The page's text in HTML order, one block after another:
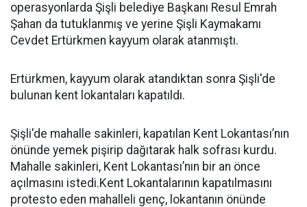
operasyonlarda Şişli belediye Başkanı Resul Emrah
Şahan da tutuklanmış ve yerine Şişli Kaymakamı
Cevdet Ertürkmen kayyum olarak atanmıştı.
Ertürkmen, kayyum olarak atandıktan sonra Şişli'de
bulunan kent lokantaları kapatıldı.
Şişli'de mahalle sakinleri, kapatılan Kent Lokantası’nın
önünde yemek pişirip dağıtarak halk sofrası kurdu.
Mahalle sakinleri, Kent Lokantası’nın bir an önce
açılmasını istedi.Kent Lokantalarının kapatılmasını
protesto eden mahalleli genç, lokantanın önünde